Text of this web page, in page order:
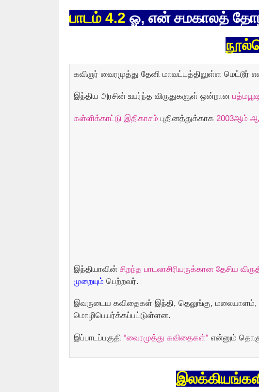
பாடம் 4.2 ஓ, என் சமகாலத்
கவிஞர் வைரமுத்து தேனி மாவட்டத்திலுள்ள மெட்டூர்
இந்திய அரசின் உயர்ந்த விருதுகளுள் ஒன்றான
கள்ளிக்காட்டு இதிகாசம் புதினத்துக்காக 2003ஆம்
இந்தியாவின் சிறந்த பாடலாசிரியருக்கான தேசிய
முறையும் பெற்றவர்.
இவருடைய கவிதைகள் இந்தி, தெலுங்கு,
மொழிபெயர்க்கப்பட்டுள்ளன.
இப்பாடப்பகுதி “வைரமுத்து கவிதைகள்” என்னும்